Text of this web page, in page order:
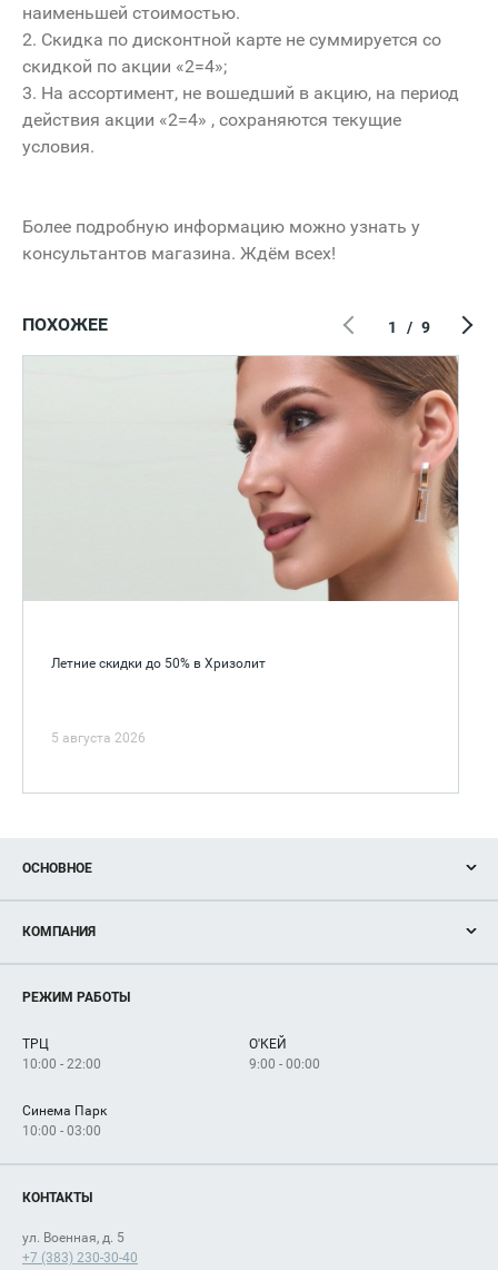
наименьшей стоимостью.
2. Скидка по дисконтной карте не суммируется со
скидкой по акции «2=4»;
3. На ассортимент, не вошедший в акцию, на период
действия акции «2=4» , сохраняются текущие
условия.
Более подробную информацию можно узнать у
консультантов магазина. Ждём всех!
ПОХОЖЕЕ
Летние скидки до 50% в Хризолит
5 августа 2026
1 / 9
ОСНОВНОЕ
Новости
Магазины
Услуги
КОМПАНИЯ
Рекламодателям
Как добраться
РЕЖИМ РАБОТЫ
ТРЦ
10:00 - 22:00
О'КЕЙ
9:00 - 00:00
Синема Парк
10:00 - 03:00
КОНТАКТЫ
ул. Военная, д. 5
+7 (383) 230-30-40